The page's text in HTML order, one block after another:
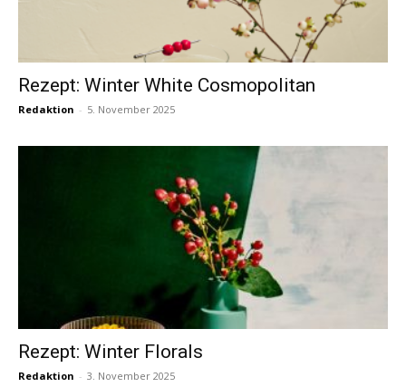
Rezept: Winter White Cosmopolitan
Redaktion - 5. November 2025
Rezept: Winter Florals
Redaktion - 3. November 2025